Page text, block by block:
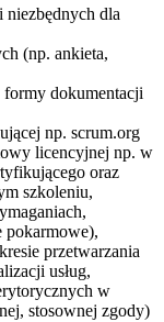
dla
(np. ankieta,
dokumentacji
np. scrum.org
licencyjnej np. w
oraz
szkoleniu,
pokarmowe),
przetwarzania
usług,
w
stosownej zgody)